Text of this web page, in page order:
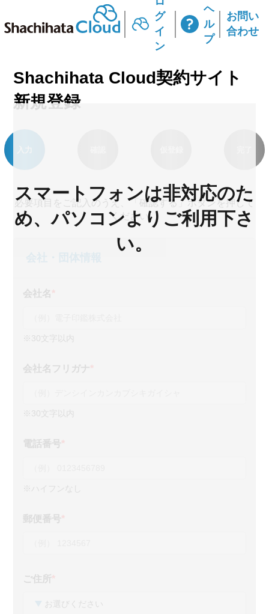
グ
イ
ン
ヘ
ル
プ
お問い
合わせ
Shachihata Cloud契約サイト
新規登録
必要項目をご記入のうえ、「確認する」ボタンを押して
ください。
会社名*
※30文字以内
会社名フリガナ*
※30文字以内
電話番号*
※ハイフンなし
郵便番号*
ご住所*
スマートフォンは非対応のた
め、パソコンよりご利用下さ
い。